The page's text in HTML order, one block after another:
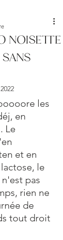
NOISETTE
les
en
Le
et en
le
pas
rien ne
de
tout droit